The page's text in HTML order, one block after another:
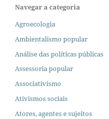
Navegar a categoria
Agroecologia
Ambientalismo popular
Análise das políticas públicas
Assessoria popular
Associativismo
Ativismos sociais
Atores, agentes e sujeitos